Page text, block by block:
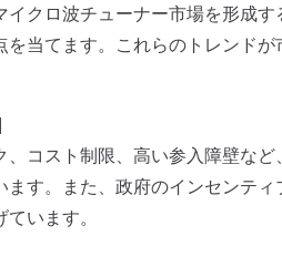
イクロ波チューナー市場を形成
を当てます。これらのトレンド
、コスト制限、高い参入障壁な
ます。また、政府のインセンテ
います。